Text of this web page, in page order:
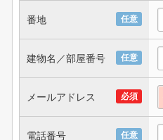
任意
番地
任意
建物名／部屋番号
必須
メールアドレス
任意
電話番号